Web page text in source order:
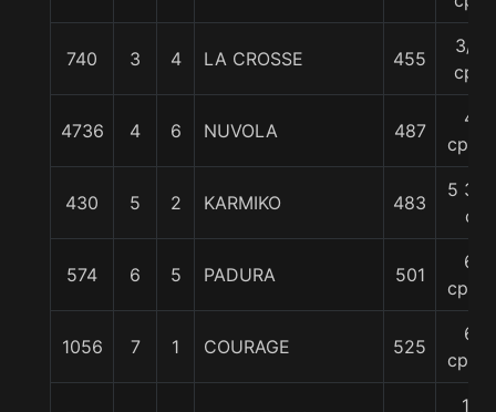
740 3 4 LA CROSSE 455
3/4
cpo
4736 4 6 NUVOLA 487
4
cpos.
430 5 2 KARMIKO 483
5 3/4
c
574 6 5 PADURA 501
6
cpos.
1056 7 1 COURAGE 525
6
cpos.
11